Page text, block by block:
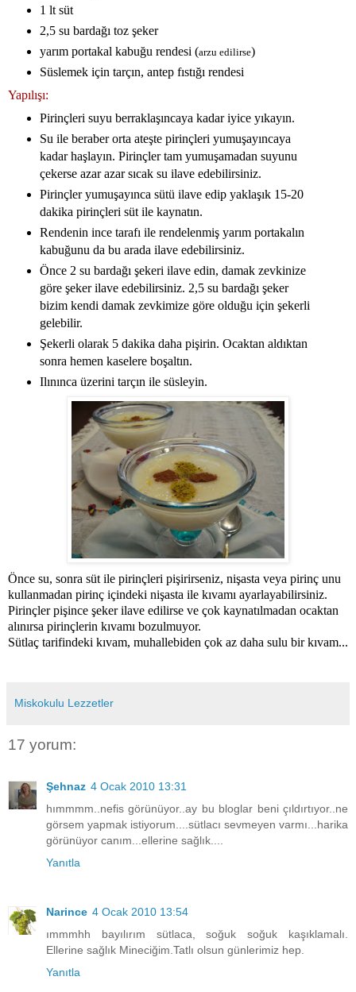
1 lt süt
2,5 su bardağı toz şeker
yarım portakal kabuğu rendesi (arzu edilirse)
Süslemek için tarçın, antep fıstığı rendesi
Yapılışı:
Pirinçleri suyu berraklaşıncaya kadar iyice yıkayın.
Su ile beraber orta ateşte pirinçleri yumuşayıncaya
kadar haşlayın. Pirinçler tam yumuşamadan suyunu
çekerse azar azar sıcak su ilave edebilirsiniz.
Pirinçler yumuşayınca sütü ilave edip yaklaşık 15-20
dakika pirinçleri süt ile kaynatın.
Rendenin ince tarafı ile rendelenmiş yarım portakalın
kabuğunu da bu arada ilave edebilirsiniz.
Önce 2 su bardağı şekeri ilave edin, damak zevkinize
göre şeker ilave edebilirsiniz. 2,5 su bardağı şeker
bizim kendi damak zevkimize göre olduğu için şekerli
gelebilir.
Şekerli olarak 5 dakika daha pişirin. Ocaktan aldıktan
sonra hemen kaselere boşaltın.
Ilınınca üzerini tarçın ile süsleyin.
Önce su, sonra süt ile pirinçleri pişirirseniz, nişasta veya pirinç unu
kullanmadan pirinç içindeki nişasta ile kıvamı ayarlayabilirsiniz.
Pirinçler pişince şeker ilave edilirse ve çok kaynatılmadan ocaktan
alınırsa pirinçlerin kıvamı bozulmuyor.
Sütlaç tarifindeki kıvam, muhallebiden çok az daha sulu bir kıvam...
Miskokulu Lezzetler
17 yorum:
Şehnaz 4 Ocak 2010 13:31
hımmmm..nefis görünüyor..ay bu bloglar beni çıldırtıyor..ne
görsem yapmak istiyorum....sütlacı sevmeyen varmı...harika
görünüyor canım...ellerine sağlık....
Yanıtla
Narince 4 Ocak 2010 13:54
ımmmhh bayılırım sütlaca, soğuk soğuk kaşıklamalı.
Ellerine sağlık Mineciğim.Tatlı olsun günlerimiz hep.
Yanıtla